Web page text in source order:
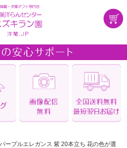
プルエレガンス 紫 20本立ち 花の色が選